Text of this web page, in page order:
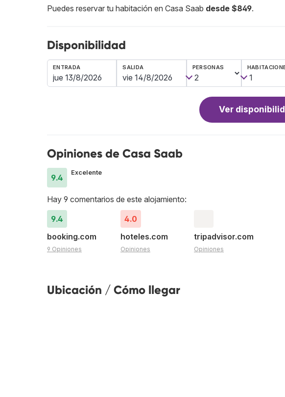
Puedes reservar tu habitación en Casa Saab desde $849.
Disponibilidad
ENTRADA SALIDA PERSONAS
Ver
Opiniones de Casa Saab
9.4
Excelente
Hay 9 comentarios de este alojamiento:
9.4
booking.com
9 Opiniones
4.0
hoteles.com
Opiniones
tripadvisor.com
Opiniones
Ubicación / Cómo llegar